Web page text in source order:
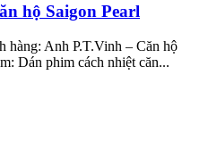
hộ Saigon Pearl
hàng: Anh P.T.Vinh – Căn hộ
Dán phim cách nhiệt căn...